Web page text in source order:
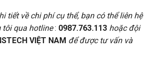
tiết về chi phí cụ thể, bạn có thể liên hệ
tôi qua hotline: 0987.763.113 hoặc đội
VIỆT NAM để được tư vấn và